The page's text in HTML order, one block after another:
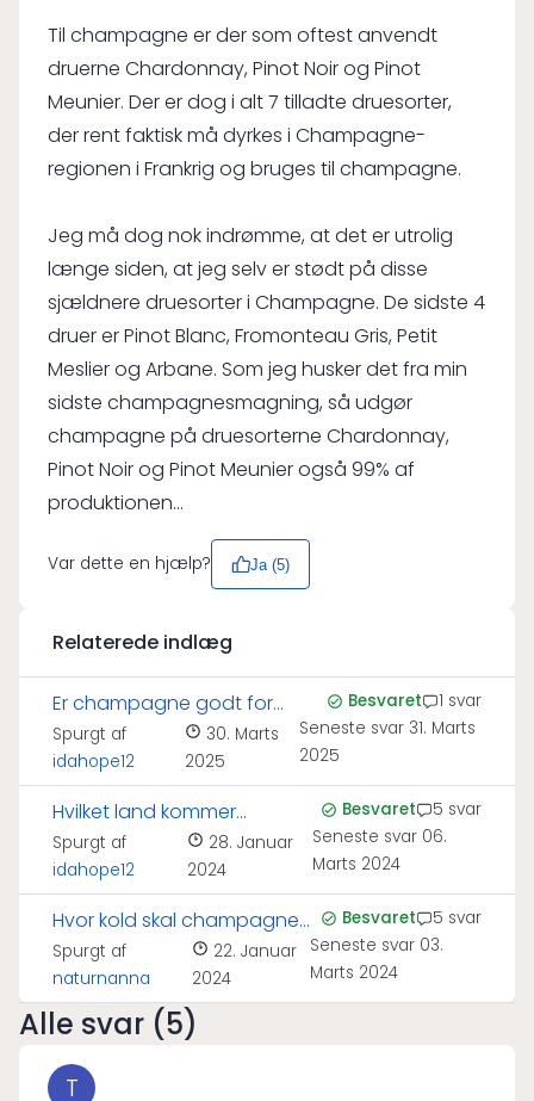
Til champagne er der som oftest anvendt
druerne Chardonnay, Pinot Noir og Pinot
Meunier. Der er dog i alt 7 tilladte druesorter,
der rent faktisk må dyrkes i Champagne-
regionen i Frankrig og bruges til champagne.
Jeg må dog nok indrømme, at det er utrolig
længe siden, at jeg selv er stødt på disse
sjældnere druesorter i Champagne. De sidste 4
druer er Pinot Blanc, Fromonteau Gris, Petit
Meslier og Arbane. Som jeg husker det fra min
sidste champagnesmagning, så udgør
champagne på druesorterne Chardonnay,
Pinot Noir og Pinot Meunier også 99% af
produktionen...
Var dette en hjælp? Ja (5)
Relaterede indlæg
Er champagne godt for
huden?
Spurgt af
idahope12
30. Marts
2025
Besvaret
1 svar
Seneste svar31. Marts
2025
Hvilket land kommer
champagne fra?
Spurgt af
idahope12
28. Januar
2024
Besvaret
5 svar
Seneste svar 06.
Marts 2024
Hvor kold skal champagne
serveres?
Spurgt af
naturnanna
22. Januar
2024
Besvaret
5 svar
Seneste svar 03.
Marts 2024
Alle svar (5)
T